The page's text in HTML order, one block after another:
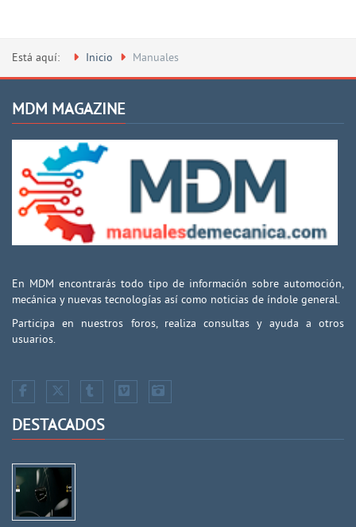
Está aquí: Inicio Manuales
MDM MAGAZINE
En MDM encontrarás todo tipo de información sobre automoción,
mecánica y nuevas tecnologías así como noticias de índole general.
Participa en nuestros foros, realiza consultas y ayuda a otros
usuarios.
DESTACADOS